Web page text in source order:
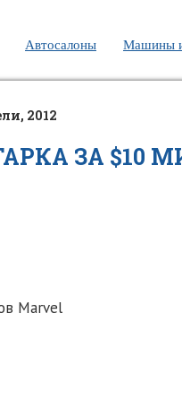
Автосалоны
Машины
2012
ЗА $10
Marvel